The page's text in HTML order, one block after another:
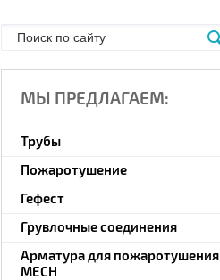
МЫ ПРЕДЛАГАЕМ:
Трубы
Пожаротушение
Гефест
Грувлочные соединения
Арматура для пожаротушения
MECH